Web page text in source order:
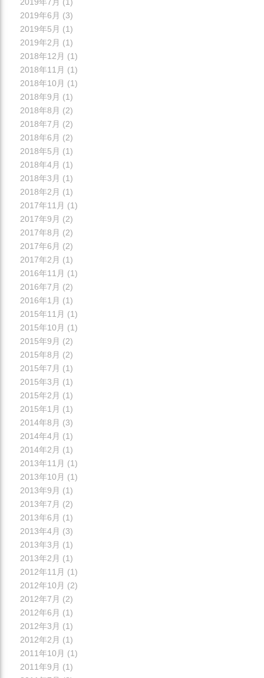
2019年6月 (3)
2019年5月 (1)
2019年2月 (1)
2018年12月 (1)
2018年11月 (1)
2018年10月 (1)
2018年9月 (1)
2018年8月 (2)
2018年7月 (2)
2018年6月 (2)
2018年5月 (1)
2018年4月 (1)
2018年3月 (1)
2018年2月 (1)
2017年11月 (1)
2017年9月 (2)
2017年8月 (2)
2017年6月 (2)
2017年2月 (1)
2016年11月 (1)
2016年7月 (2)
2016年1月 (1)
2015年11月 (1)
2015年10月 (1)
2015年9月 (2)
2015年8月 (2)
2015年7月 (1)
2015年3月 (1)
2015年2月 (1)
2015年1月 (1)
2014年8月 (3)
2014年4月 (1)
2014年2月 (1)
2013年11月 (1)
2013年10月 (1)
2013年9月 (1)
2013年7月 (2)
2013年6月 (1)
2013年4月 (3)
2013年3月 (1)
2013年2月 (1)
2012年11月 (1)
2012年10月 (2)
2012年7月 (2)
2012年6月 (1)
2012年3月 (1)
2012年2月 (1)
2011年10月 (1)
2011年9月 (1)